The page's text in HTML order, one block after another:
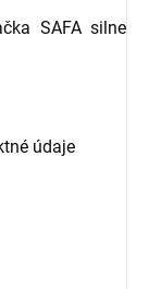
SAFA silne
údaje